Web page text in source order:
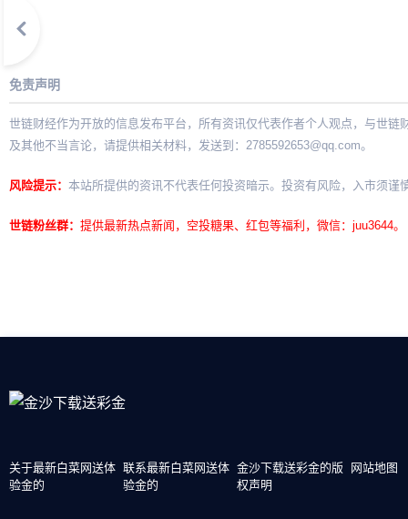
免责声明
世链财经作为开放的信息发布平台，所有资讯仅代表作者个人观点，与世
及其他不当言论，请提供相关材料，发送到： 2785592653@qq.com。
风险提示： 本站所提供的资讯不代表任何投资暗示。投资有风险，入市须谨
世链粉丝群： 提供最新热点新闻，空投糖果、红包等福利，微信：juu3644。
关于最新白菜网送体
验金的
联系最新白菜网送体
验金的
金沙下载送彩金的版
权声明
网站地图